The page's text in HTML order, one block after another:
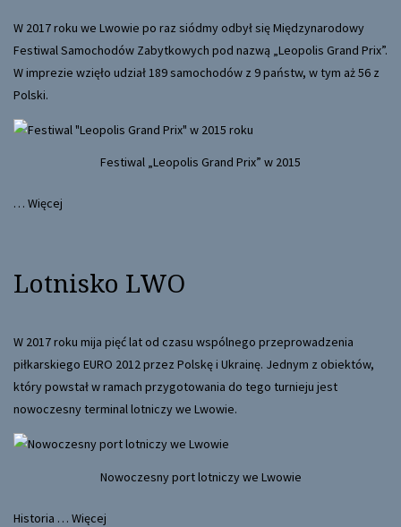
W 2017 roku we Lwowie po raz siódmy odbył się Międzynarodowy
Festiwal Samochodów Zabytkowych pod nazwą „Leopolis Grand Prix”.
W imprezie wzięło udział 189 samochodów z 9 państw, w tym aż 56 z
Polski.
Festiwal „Leopolis Grand Prix” w 2015
… Więcej
Lotnisko LWO
W 2017 roku mija pięć lat od czasu wspólnego przeprowadzenia
piłkarskiego EURO 2012 przez Polskę i Ukrainę. Jednym z obiektów,
który powstał w ramach przygotowania do tego turnieju jest
nowoczesny terminal lotniczy we Lwowie.
Nowoczesny port lotniczy we Lwowie
Historia … Więcej